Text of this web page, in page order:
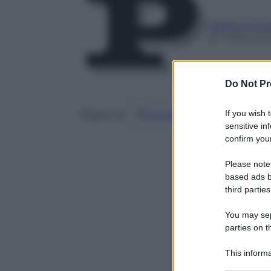
Do Not
If you wish
sensitive
confirm
Please
based ads
third
You may
parties on
This
Discover